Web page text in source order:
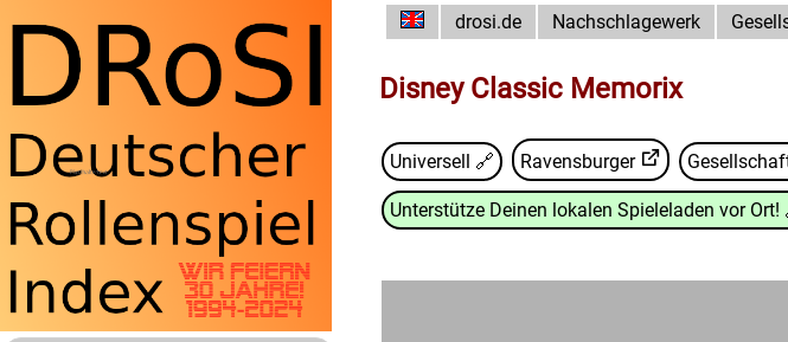
drosi.de Nachschlagewerk
Disney Classic Memorix
Universell 🔗 Ravensburger
Unterstütze Deinen lokalen Spieleladen vor Ort!